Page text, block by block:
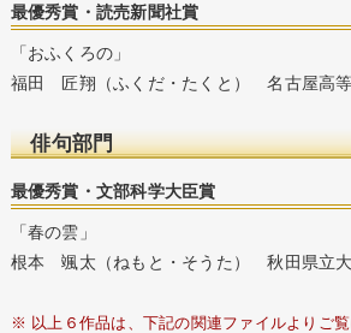
最優秀賞・読売新聞社賞
「おふくろの」
福田 匠翔（ふくだ・たくと） 名古屋高
俳句部門
最優秀賞・文部科学大臣賞
「春の雲」
根本 颯太（ねもと・そうた） 秋田県立
※ 以上６作品は、下記の関連ファイルよりご覧